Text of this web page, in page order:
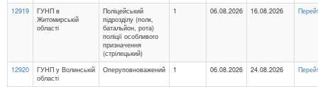
12919
ГУНП в
Житомирській
області
Поліцейський
підрозділу (полк,
батальйон, рота)
поліції особливого
призначення
(стрілецький)
1 06.08.2026 16.08.2026
12920
ГУНП у Волинській
області
Оперуповноважений 1 06.08.2026 24.08.2026